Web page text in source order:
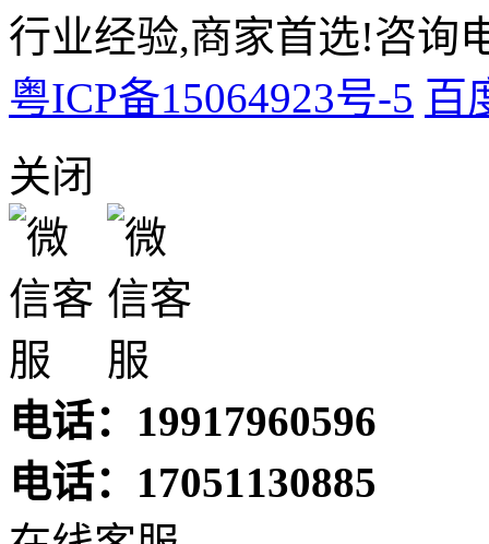
行业经验,商家首选!咨询
粤ICP备15064923号-5 百
关闭
电话：19917960596
电话：17051130885